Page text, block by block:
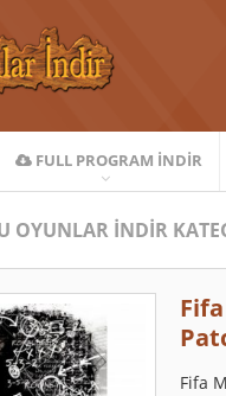
FULL PROGRAM INDIR
OYUNLAR İNDIR
Fifa